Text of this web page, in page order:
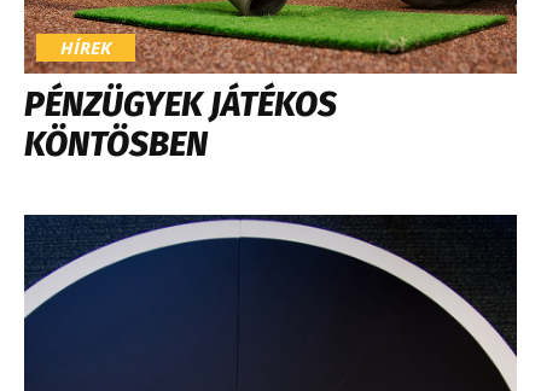
HÍREK
PÉNZÜGYEK JÁTÉKOS
KÖNTÖSBEN